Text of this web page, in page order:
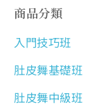
商品分類
入門技巧班
肚皮舞基礎班
肚皮舞中級班